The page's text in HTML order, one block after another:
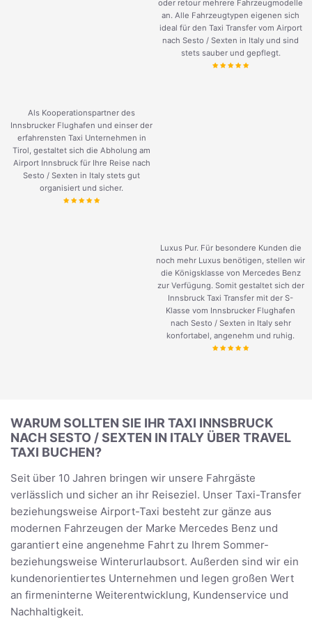
oder retour mehrere Fahrzeugmodelle
an. Alle Fahrzeugtypen eigenen sich
ideal für den Taxi Transfer vom Airport
nach Sesto / Sexten in Italy und sind
stets sauber und gepflegt.
Als Kooperationspartner des
Innsbrucker Flughafen und einser der
erfahrensten Taxi Unternehmen in
Tirol, gestaltet sich die Abholung am
Airport Innsbruck für Ihre Reise nach
Sesto / Sexten in Italy stets gut
organisiert und sicher.
Luxus Pur. Für besondere Kunden die
noch mehr Luxus benötigen, stellen wir
die Königsklasse von Mercedes Benz
zur Verfügung. Somit gestaltet sich der
Innsbruck Taxi Transfer mit der S-
Klasse vom Innsbrucker Flughafen
nach Sesto / Sexten in Italy sehr
konfortabel, angenehm und ruhig.
WARUM SOLLTEN SIE IHR TAXI INNSBRUCK
NACH SESTO / SEXTEN IN ITALY ÜBER TRAVEL
TAXI BUCHEN?
Seit über 10 Jahren bringen wir unsere Fahrgäste
verlässlich und sicher an ihr Reiseziel. Unser Taxi-Transfer
beziehungsweise Airport-Taxi besteht zur gänze aus
modernen Fahrzeugen der Marke Mercedes Benz und
garantiert eine angenehme Fahrt zu Ihrem Sommer-
beziehungsweise Winterurlaubsort. Außerden sind wir ein
kundenorientiertes Unternehmen und legen großen Wert
an firmeninterne Weiterentwicklung, Kundenservice und
Nachhaltigkeit.